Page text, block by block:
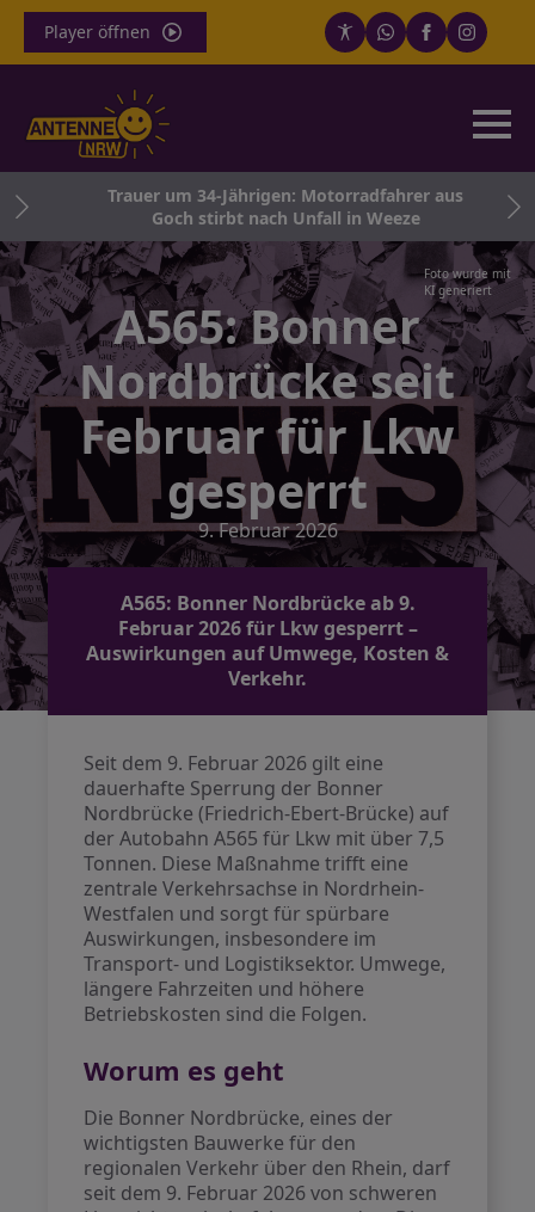
Player öffnen
Trauer um 34-Jährigen: Motorradfahrer aus
Goch stirbt nach Unfall in Weeze
Foto wurde mit
KI generiert
A565: Bonner
Nordbrücke seit
Februar für Lkw
gesperrt
9. Februar 2026
A565: Bonner Nordbrücke ab 9.
Februar 2026 für Lkw gesperrt –
Auswirkungen auf Umwege, Kosten &
Verkehr.
Seit dem 9. Februar 2026 gilt eine
dauerhafte Sperrung der Bonner
Nordbrücke (Friedrich-Ebert-Brücke) auf
der Autobahn A565 für Lkw mit über 7,5
Tonnen. Diese Maßnahme trifft eine
zentrale Verkehrsachse in Nordrhein-
Westfalen und sorgt für spürbare
Auswirkungen, insbesondere im
Transport- und Logistiksektor. Umwege,
längere Fahrzeiten und höhere
Betriebskosten sind die Folgen.
Worum es geht
Die Bonner Nordbrücke, eines der
wichtigsten Bauwerke für den
regionalen Verkehr über den Rhein, darf
seit dem 9. Februar 2026 von schweren